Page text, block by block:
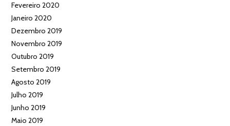
Fevereiro 2020
Janeiro 2020
Dezembro 2019
Novembro 2019
Outubro 2019
Setembro 2019
Agosto 2019
Julho 2019
Junho 2019
Maio 2019